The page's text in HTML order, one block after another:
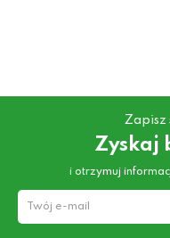
Zapisz
Zyskaj
i otrzymuj